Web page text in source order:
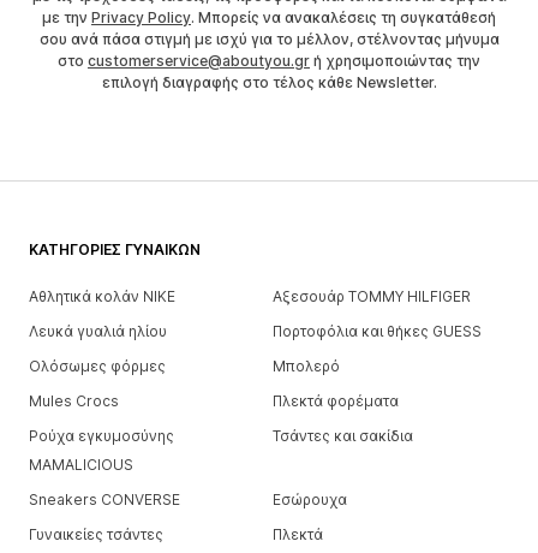
με την Privacy Policy. Μπορείς να ανακαλέσεις τη συγκατάθεσή
σου ανά πάσα στιγμή με ισχύ για το μέλλον, στέλνοντας μήνυμα
στο customerservice@aboutyou.gr ή χρησιμοποιώντας την
επιλογή διαγραφής στο τέλος κάθε Newsletter.
ΚΑΤΗΓΟΡΊΕΣ ΓΥΝΑΙΚΏΝ
Αθλητικά κολάν NIKE
Αξεσουάρ TOMMY HILFIGER
Λευκά γυαλιά ηλίου
Πορτοφόλια και θήκες GUESS
Ολόσωμες φόρμες
Μπολερό
Mules Crocs
Πλεκτά φορέματα
Ρούχα εγκυμοσύνης
MAMALICIOUS
Τσάντες και σακίδια
Sneakers CONVERSE
Εσώρουχα
Γυναικείες τσάντες
Πλεκτά